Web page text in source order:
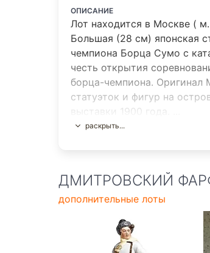
ОПИСАНИЕ
Лот находится в Москве (
Большая (28 см) японская
чемпиона Борца Сумо с
честь открытия
борца-чемпиона. Оригинал
статуэток и фигур на
выставки 1900 года. ...
раскрыть...
ДМИТРОВСКИЙ
дополнительные лоты